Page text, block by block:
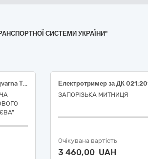
СИСТЕМИ УКРАЇНИ"
Садовий трактор-газонокосарка Husqvarna ТС215 Т або еквівалент (ДК 021:2015: 16310000-1 — Косарки)
ЗАПОРІЗЬКА МИТНИЦЯ
Очікувана вартість
3 460,00 UAH